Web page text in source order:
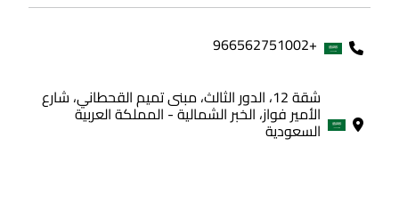
+966562751002
شقة 12، الدور الثالث، مبنى تميم القحطاني، شارع
الأمير فواز، الخبر الشمالية - المملكة العربية
السعودية